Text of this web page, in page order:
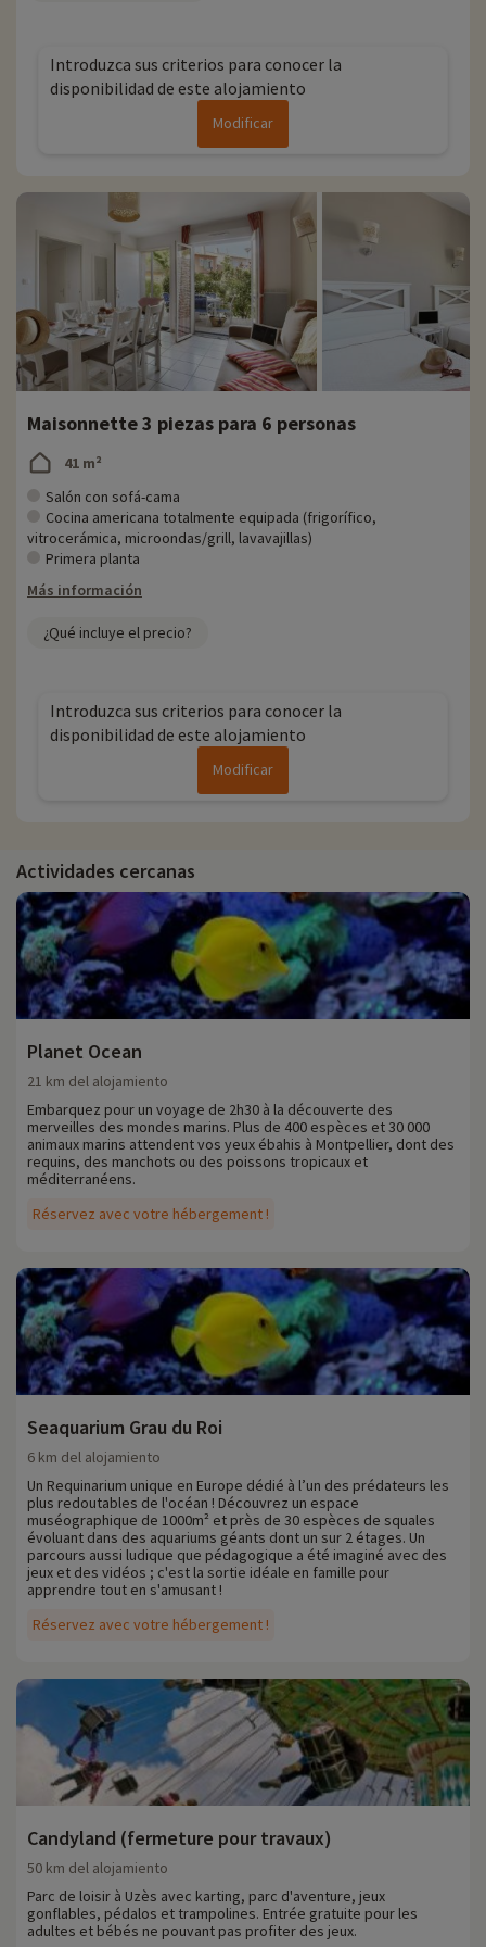
Introduzca sus criterios para conocer la
disponibilidad de este alojamiento
Modificar
Maisonnette 3 piezas para 6 personas
41 m²
Salón con sofá-cama
Cocina americana totalmente equipada (frigorífico,
vitrocerámica, microondas/grill, lavavajillas)
Primera planta
Más información
¿Qué incluye el precio?
Introduzca sus criterios para conocer la
disponibilidad de este alojamiento
Modificar
Actividades cercanas
Planet Ocean
Réservez avec votre hébergement !
21 km del alojamiento
Embarquez pour un voyage de 2h30 à la découverte des
merveilles des mondes marins. Plus de 400 espèces et 30 000
animaux marins attendent vos yeux ébahis à Montpellier, dont des
requins, des manchots ou des poissons tropicaux et
méditerranéens.
Seaquarium Grau du Roi
Réservez avec votre hébergement !
6 km del alojamiento
Un Requinarium unique en Europe dédié à l’un des prédateurs les
plus redoutables de l'océan ! Découvrez un espace
muséographique de 1000m² et près de 30 espèces de squales
évoluant dans des aquariums géants dont un sur 2 étages. Un
parcours aussi ludique que pédagogique a été imaginé avec des
jeux et des vidéos ; c'est la sortie idéale en famille pour
apprendre tout en s'amusant !
Candyland (fermeture pour travaux)
50 km del alojamiento
Parc de loisir à Uzès avec karting, parc d'aventure, jeux
gonflables, pédalos et trampolines. Entrée gratuite pour les
adultes et bébés ne pouvant pas profiter des jeux.